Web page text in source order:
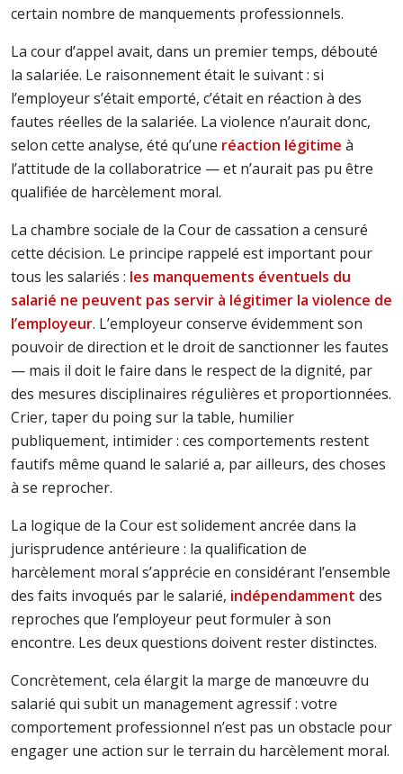
certain nombre de manquements professionnels.
La cour d’appel avait, dans un premier temps, débouté
la salariée. Le raisonnement était le suivant : si
l’employeur s’était emporté, c’était en réaction à des
fautes réelles de la salariée. La violence n’aurait donc,
selon cette analyse, été qu’une réaction légitime à
l’attitude de la collaboratrice — et n’aurait pas pu être
qualifiée de harcèlement moral.
La chambre sociale de la Cour de cassation a censuré
cette décision. Le principe rappelé est important pour
tous les salariés : les manquements éventuels du
salarié ne peuvent pas servir à légitimer la violence de
l’employeur. L’employeur conserve évidemment son
pouvoir de direction et le droit de sanctionner les fautes
— mais il doit le faire dans le respect de la dignité, par
des mesures disciplinaires régulières et proportionnées.
Crier, taper du poing sur la table, humilier
publiquement, intimider : ces comportements restent
fautifs même quand le salarié a, par ailleurs, des choses
à se reprocher.
La logique de la Cour est solidement ancrée dans la
jurisprudence antérieure : la qualification de
harcèlement moral s’apprécie en considérant l’ensemble
des faits invoqués par le salarié, indépendamment des
reproches que l’employeur peut formuler à son
encontre. Les deux questions doivent rester distinctes.
Concrètement, cela élargit la marge de manœuvre du
salarié qui subit un management agressif : votre
comportement professionnel n’est pas un obstacle pour
engager une action sur le terrain du harcèlement moral.